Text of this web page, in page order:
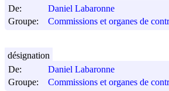
De:
Daniel Labaronne
Groupe:
Commissions et organes de
De:
Daniel Labaronne
Groupe:
Commissions et organes de
désignation